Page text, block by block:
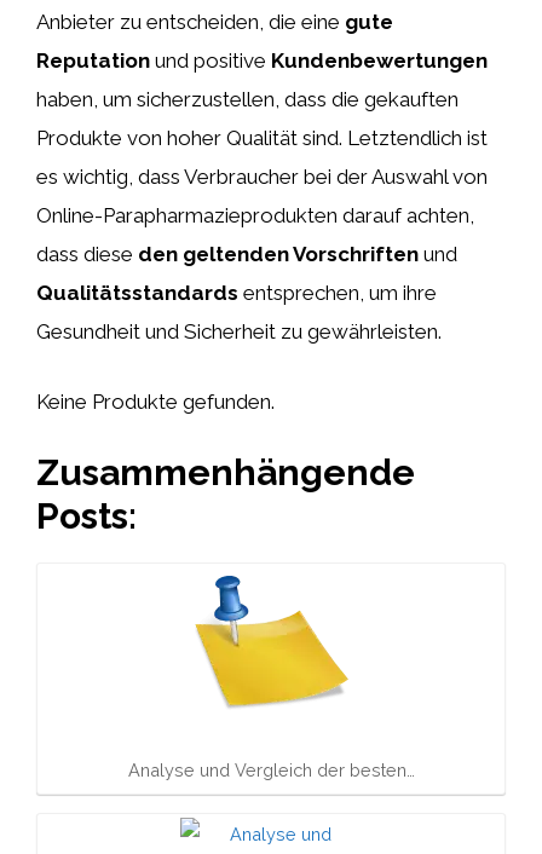
Anbieter zu entscheiden, die eine gute
Reputation und positive Kundenbewertungen
haben, um sicherzustellen, dass die gekauften
Produkte von hoher Qualität sind. Letztendlich ist
es wichtig, dass Verbraucher bei der Auswahl von
Online-Parapharmazieprodukten darauf achten,
dass diese den geltenden Vorschriften und
Qualitätsstandards entsprechen, um ihre
Gesundheit und Sicherheit zu gewährleisten.
Keine Produkte gefunden.
Zusammenhängende
Posts:
Analyse und Vergleich der besten…